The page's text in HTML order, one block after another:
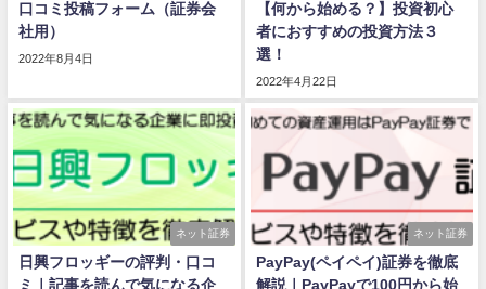
口コミ投稿フォーム（証券会
社用）
2022年8月4日
【何から始める？】投資初心
者におすすめの投資方法３
選！
2022年4月22日
ネット証券
日興フロッギーの評判・口コ
ミ｜記事を読んで気になる企
ネット証券
PayPay(ペイペイ)証券を徹底
解説｜PayPayで100円から始